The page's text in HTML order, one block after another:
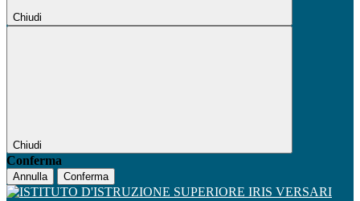
Chiudi
Chiudi
Conferma
Annulla Conferma